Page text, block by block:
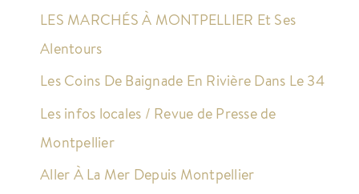
LES MARCHÉS À MONTPELLIER Et Ses
Alentours
Les Coins De Baignade En Rivière Dans Le 34
Les infos locales / Revue de Presse de
Montpellier
Aller À La Mer Depuis Montpellier